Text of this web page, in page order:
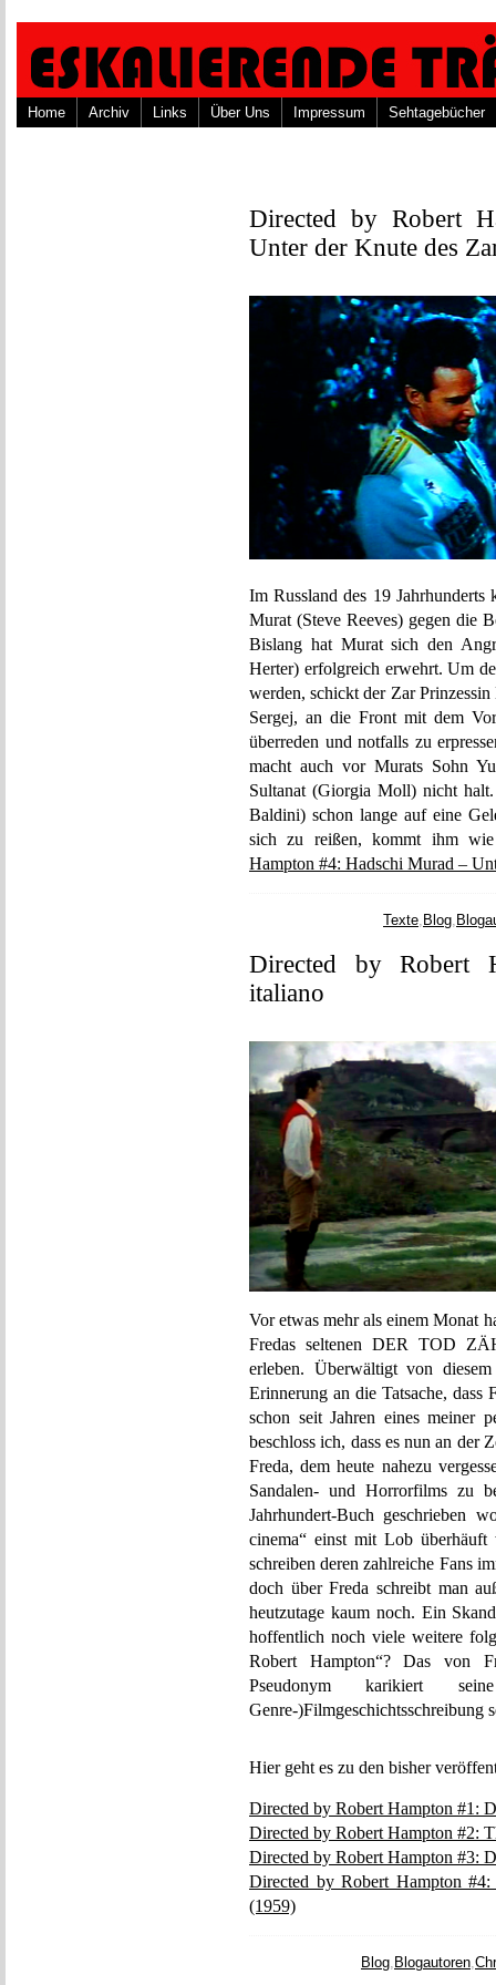
Home Archiv Links Über Uns Impressum Sehtagebücher
Directed by Robert
Unter der Knute des
Im Russland des 19
Murat (Steve Reeves) gegen die
Bislang hat Murat sich den
Herter) erfolgreich erwehrt. Um
werden, schickt der Zar
Sergej, an die Front mit dem
überreden und notfalls zu
macht auch vor Murats Sohn
Sultanat (Giorgia Moll) nicht
Baldini) schon lange auf eine
sich zu reißen, kommt ihm
Hampton #4: Hadschi Murad –
Texte, Blog,
Directed by Robert
italiano
Vor etwas mehr als einem Monat
Fredas seltenen DER TOD
erleben. Überwältigt von
Erinnerung an die Tatsache,
schon seit Jahren eines meiner
beschloss ich, dass es nun an der
Freda, dem heute nahezu
Sandalen- und Horrorfilms zu
Jahrhundert-Buch geschrieben
cinema“ einst mit Lob
schreiben deren zahlreiche Fans
doch über Freda schreibt man
heutzutage kaum noch. Ein
hoffentlich noch viele weitere
Robert Hampton“? Das von
Pseudonym karikiert
Genre-)Filmgeschichtsschreibung
Hier geht es zu den bisher
Directed by Robert Hampton #1:
Directed by Robert Hampton #2:
Directed by Robert Hampton #3:
Directed by Robert Hampton
(1959)
Blog, Blogautoren,